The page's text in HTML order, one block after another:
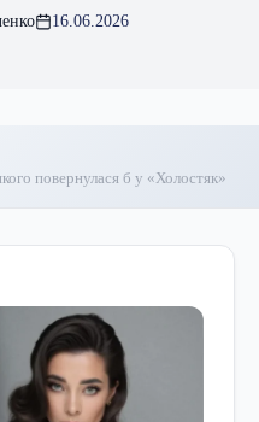
16.06.2026
повернулася б у «Холостяк»